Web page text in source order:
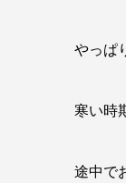
やっぱ
寒い時
途中で